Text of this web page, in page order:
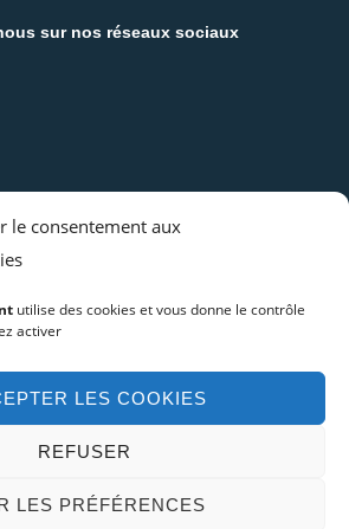
le consentement aux
utilise des cookies et vous donne le contrôle
activer
LES COOKIES
REFUSER
LES PRÉFÉRENCES
sur nos réseaux sociaux
cookies (UE)
2019 Alliance Environnement -